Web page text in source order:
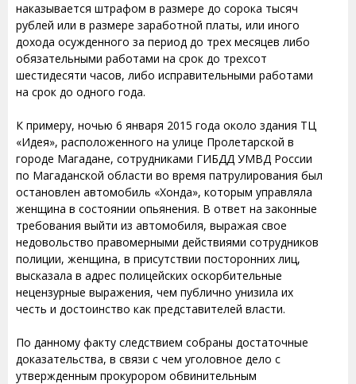
наказывается штрафом в размере до сорока тысяч
рублей или в размере заработной платы, или иного
дохода осужденного за период до трех месяцев либо
обязательными работами на срок до трехсот
шестидесяти часов, либо исправительными работами
на срок до одного года.
К примеру, ночью 6 января 2015 года около здания ТЦ
«Идея», расположенного на улице Пролетарской в
городе Магадане, сотрудниками ГИБДД УМВД России
по Магаданской области во время патрулирования был
остановлен автомобиль «Хонда», которым управляла
женщина в состоянии опьянения. В ответ на законные
требования выйти из автомобиля, выражая свое
недовольство правомерными действиями сотрудников
полиции, женщина, в присутствии посторонних лиц,
высказала в адрес полицейских оскорбительные
нецензурные выражения, чем публично унизила их
честь и достоинство как представителей власти.
По данному факту следствием собраны достаточные
доказательства, в связи с чем уголовное дело с
утвержденным прокурором обвинительным